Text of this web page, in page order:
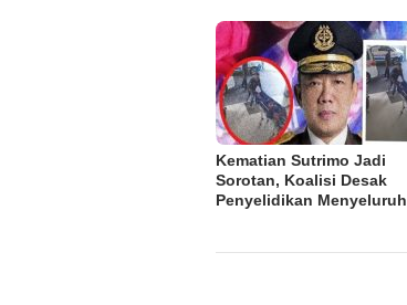
Kematian Sutrimo Jadi
Sorotan, Koalisi Desak
Penyelidikan Menyeluruh